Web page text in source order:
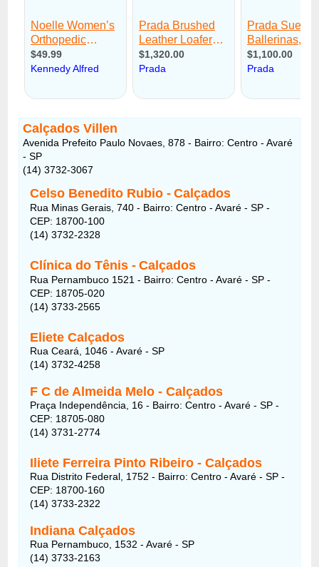
Calçados Villen
Avenida Prefeito Paulo Novaes, 878 - Bairro: Centro - Avaré
- SP
(14) 3732-3067
Celso Benedito Rubio - Calçados
Rua Minas Gerais, 740- Bairro: Centro - Avaré - SP -
CEP: 18700-100
(14) 3732-2328
Clínica do Tênis - Calçados
Rua Pernambuco 1521- Bairro: Centro - Avaré - SP -
CEP: 18705-020
(14) 3733-2565
Eliete Calçados
Rua Ceará, 1046 - Avaré - SP
(14) 3732-4258
F C de Almeida Melo - Calçados
Praça Independência, 16- Bairro: Centro - Avaré - SP -
CEP: 18705-080
(14) 3731-2774
Iliete Ferreira Pinto Ribeiro - Calçados
Rua Distrito Federal, 1752- Bairro: Centro - Avaré - SP -
CEP: 18700-160
(14) 3733-2322
Indiana Calçados
Rua Pernambuco, 1532 - Avaré - SP
(14) 3733-2163